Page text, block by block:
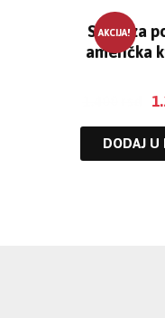
AKCIJA!
Skice za
američka
DODAJ U